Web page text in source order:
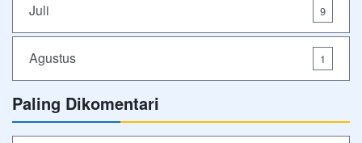
Juli 9
Agustus 1
Paling Dikomentari